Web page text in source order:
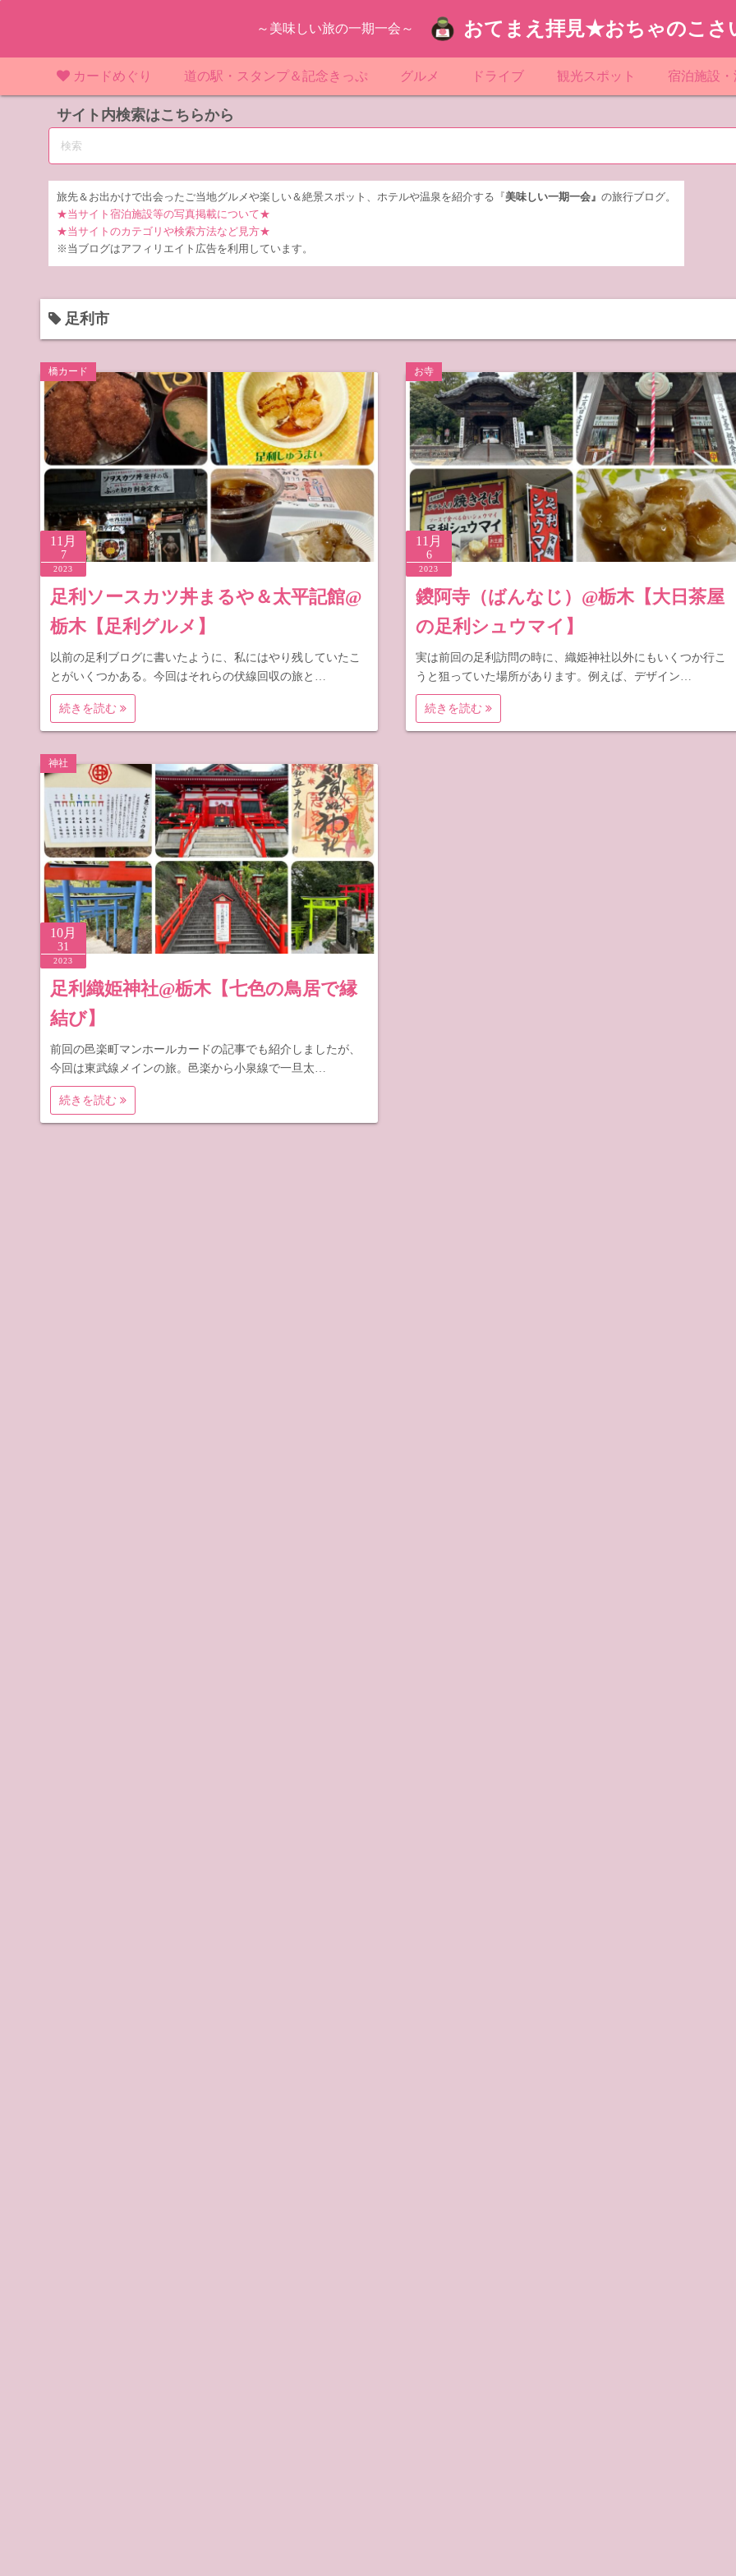
ツ
～美味しい旅の一期一会～ おてまえ拝見★おちゃのこさ
カードめぐり
マンホールカード マンホールカード（関東）
埼玉県のマンホール
茨城県のマンホール
栃木県のマンホール
群馬県のマンホール
マンホールカード（東北） 宮城県のマンホール
マンホールカード（中部）
IKEカード
KAWAカード
橋カード
ダムカード
LOGetカード
道の駅・スタンプ＆記念きっぷ
道の駅（関東）
道の駅 埼玉
道の駅 茨城
道の駅 群馬
道の駅 栃木
道の駅 山梨
道の駅 長野
道の駅 静岡
道の駅（東北） 道の駅 宮城
道の駅（北陸）
グルメ ドライブ 観光スポット
遊び・体験
宿泊施設・
スーパーホ
シティホ
サイト内検索はこちらから
旅先＆お出かけで出会ったご当地グルメや楽しい＆絶景スポット、ホテルや温泉を紹介する『 美味しい一期一会』 の旅行ブログ。
★当サイト宿泊施設等の写真掲載について★
★当サイトのカテゴリや検索方法など見方★
※当ブログはアフィリエイト広告を利用しています。
足利市
橋カード
11月
7
2023
足利ソースカツ丼まるや＆太平記館@
栃木【足利グルメ】
以前の足利ブログに書いたように、私にはやり残していたこ
とがいくつかある。今回はそれらの伏線回収の旅と…
続きを読む
お寺
11月
6
2023
鑁阿寺（ばんなじ）@栃木【大日茶屋
の足利シュウマイ】
実は前回の足利訪問の時に、織姫神社以外にもいくつか行こ
うと狙っていた場所があります。例えば、デザイン…
続きを読む
神社
10月
31
2023
足利織姫神社@栃木【七色の鳥居で縁
結び】
前回の邑楽町マンホールカードの記事でも紹介しましたが、
今回は東武線メインの旅。邑楽から小泉線で一旦太…
続きを読む